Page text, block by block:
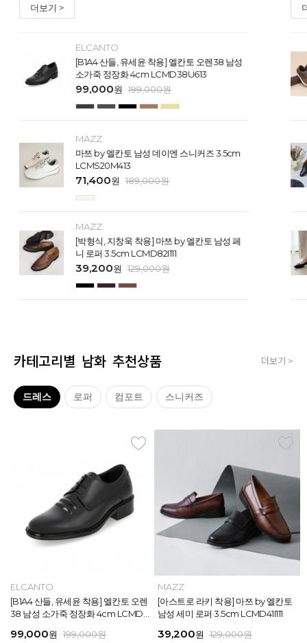
더보기 >
ELCANTO
[B1A4 산들, 유세윤 착용] 엘칸토 오렌38 남성
소가죽 정장화 4cm LCMD38U613
99,000원 199,000원
MAZZ
마쯔 by 엘칸토 남성 데이엔 스니커즈 3.5cm
LCMS20M413
71,400원 189,000원
MAZZ
[박형식, 지창욱 착용] 마쯔 by 엘칸토 남성 페
니 로퍼 3.5cm LCMD82I111
39,200원 129,000원
카테고리별 남화 추천상품 더보기 >
드레스 로퍼 컴포트 스니커즈
MAZZ
마쯔 by 엘칸토 남성 데이엔 스니커즈
3.5cm LCMS20M413
71,400원 189,000원
INTENSE
[아스트로 엠제이 착용] 인텐스 by 엘
칸토 남성 클래식 스니커즈 3cm LC
45,900원 129,000원
ELCANTO
[B1A4 산들, 유세윤 착용] 엘칸토 오렌
38 남성 소가죽 정장화 4cm LCMD3
99,000원 199,000원
MAZZ
[아스트로 라키 착용] 마쯔 by 엘칸토
남성 세미 로퍼 3.5cm LCMD41I111
39,200원 129,000원
MAZZ
[박형식, 지창욱 착용] 마쯔 by 엘칸토
남성 페니 로퍼 3.5cm LCMD82I111
39,200원 129,000원
MAZZ
[안보현 착용] 마쯔 by 엘칸토 남성 캐
쥬얼 플렉시블 로퍼 2cm LCMC93M
38,250원 159,000원
MAZZ
마쯔 by 엘칸토 남성 데일리 컴포트화
4cm LCMF95M111
38,250원 129,000원
MAZZ
마쯔 by 엘칸토 남성 캐주얼 더비 슈
즈 2.4cm LCMC21M326
38,250원 129,000원
MAZZ
마쯔 by 엘칸토 남성 데이엔 스니커즈
3.5cm LCMS20M413
71,400원 189,000원
INTENSE
[아스트로 엠제이 착용] 인텐스 by 엘
칸토 남성 클래식 스니커즈 3cm LC
45,900원 129,000원
ELCANTO
[B1A4 산들, 유세윤 착용] 엘칸토 오렌
38 남성 소가죽 정장화 4cm LCMD3
99,000원 199,000원
MAZZ
[아스트로 라키 착용] 마쯔 by 엘칸토
남성 세미 로퍼 3.5cm LCMD41I111
39,200원 129,000원